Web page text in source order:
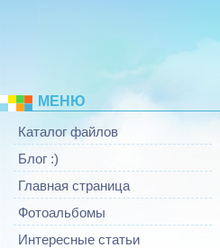
МЕНЮ
Каталог файлов
Блог :)
Главная страница
Фотоальбомы
Интересные статьи